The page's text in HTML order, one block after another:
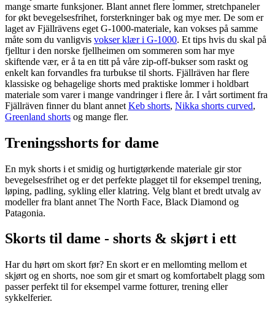
mange smarte funksjoner. Blant annet flere lommer, stretchpaneler
for økt bevegelsesfrihet, forsterkninger bak og mye mer. De som er
laget av Fjällrävens eget G-1000-materiale, kan vokses på samme
måte som du vanligvis vokser klær i G-1000. Et tips hvis du skal på
fjelltur i den norske fjellheimen om sommeren som har mye
skiftende vær, er å ta en titt på våre zip-off-bukser som raskt og
enkelt kan forvandles fra turbukse til shorts. Fjällräven har flere
klassiske og behagelige shorts med praktiske lommer i holdbart
materiale som varer i mange vandringer i flere år. I vårt sortiment fra
Fjällräven finner du blant annet Keb shorts, Nikka shorts curved,
Greenland shorts og mange fler.
Treningsshorts for dame
En myk shorts i et smidig og hurtigtørkende materiale gir stor
bevegelsesfrihet og er det perfekte plagget til for eksempel trening,
løping, padling, sykling eller klatring. Velg blant et bredt utvalg av
modeller fra blant annet The North Face, Black Diamond og
Patagonia.
Skorts til dame - shorts & skjørt i ett
Har du hørt om skort før? En skort er en mellomting mellom et
skjørt og en shorts, noe som gir et smart og komfortabelt plagg som
passer perfekt til for eksempel varme fotturer, trening eller
sykkelferier.